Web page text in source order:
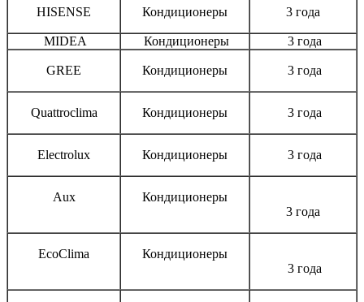
HISENSE Кондиционеры 3 года
MIDEA Кондиционеры 3 года
GREE Кондиционеры 3 года
Quattroclima Кондиционеры 3 года
Electrolux Кондиционеры 3 года
Aux
Кондиционеры
3 года
EcoClima
Кондиционеры
3 года